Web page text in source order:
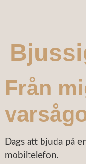
Från
Dags att bjuda på
mobiltelefon.